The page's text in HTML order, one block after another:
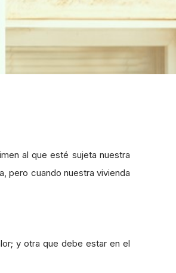
al que esté sujeta nuestra
pero cuando nuestra vivienda
y otra que debe estar en el